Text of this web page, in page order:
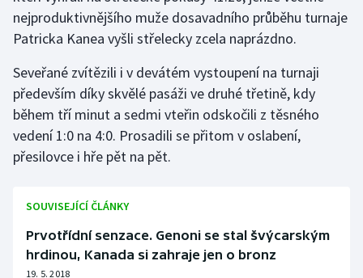
Stolní tenis
Veslování
Vodní slalom
Volejbal
Ostatní
nejproduktivnějšího muže dosavadního průběhu turnaje
Patricka Kanea vyšli střelecky zcela naprázdno.
Seveřané zvítězili i v devátém vystoupení na turnaji
především díky skvělé pasáži ve druhé třetině, kdy
během tří minut a sedmi vteřin odskočili z těsného
vedení 1:0 na 4:0. Prosadili se přitom v oslabení,
přesilovce i hře pět na pět.
SOUVISEJÍCÍ ČLÁNKY
Prvotřídní senzace. Genoni se stal švýcarským
hrdinou, Kanada si zahraje jen o bronz
19. 5. 2018